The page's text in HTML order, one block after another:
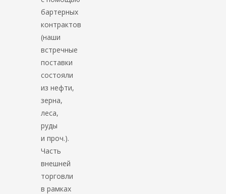
бартерных
контрактов
(наши
встречные
поставки
состояли
из нефти,
зерна,
леса,
руды
и проч.).
Часть
внешней
торговли
в рамках